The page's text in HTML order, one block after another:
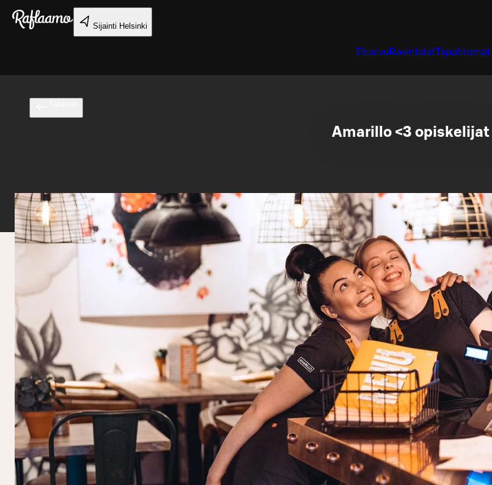
Siirry pääsisältöön
Sijainti Helsinki
Etusivu RavintolatTapahtumat
Amarillo <3 opiskelijat